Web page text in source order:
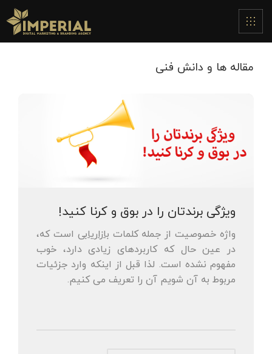
مقاله ها و دانش فنی
ویژگی برندتان را در بوق و کرنا کنید!
واژه خصوصیت از جمله کلمات بازاریابی است که،
در عین حال که کاربردهای زیادی دارد، خوب
مفهوم نشده است. لذا قبل از اینکه وارد جزئیات
مربوط به آن شویم آن را تعریف می کنیم.